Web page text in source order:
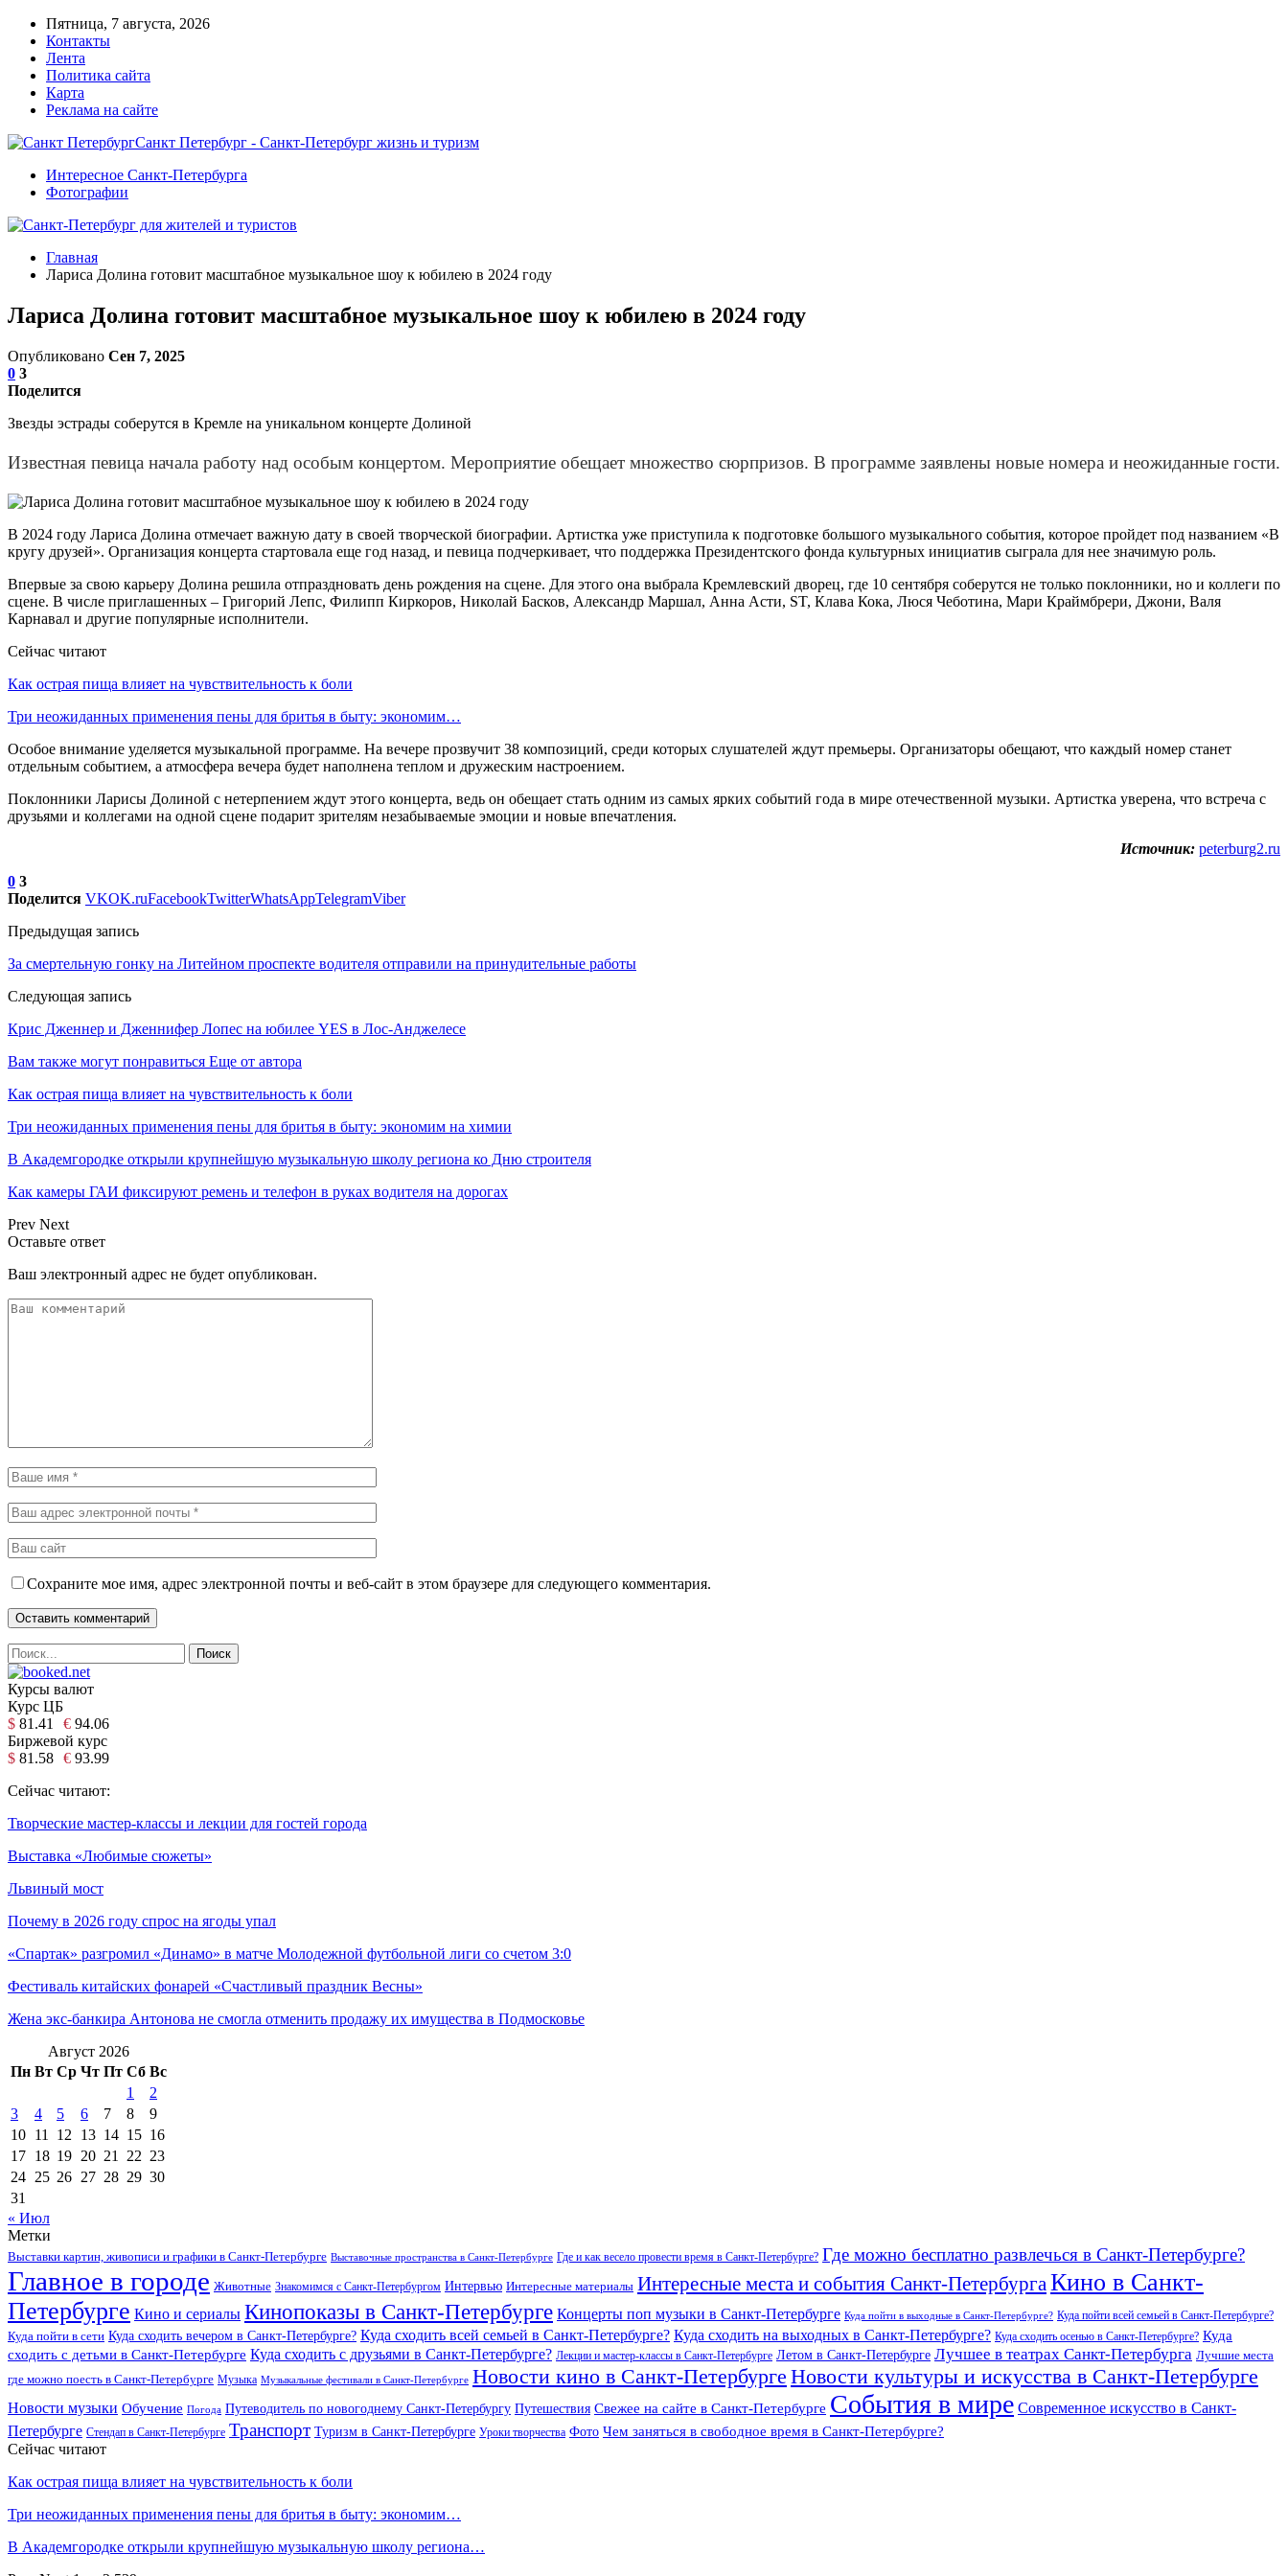
Пятница, 7 августа, 2026
Контакты
Лента
Политика сайта
Карта
Реклама на сайте
Санкт Петербург - Санкт-Петербург жизнь и туризм
Интересное Санкт-Петербурга
Фотографии
Главная
Лариса Долина готовит масштабное музыкальное шоу к юбилею в 2024 году
Лариса Долина готовит масштабное музыкальное шоу к юбилею в 2024 году
Опубликовано Сен 7, 2025
0 3
Поделится
Звезды эстрады соберутся в Кремле на уникальном концерте Долиной
Известная певица начала работу над особым концертом. Мероприятие обещает множество сюрпризов. В программе заявлены новые номера и неожиданные гости.
В 2024 году Лариса Долина отмечает важную дату в своей творческой биографии. Артистка уже приступила к подготовке большого музыкального события, которое пройдет под названием «В
кругу друзей». Организация концерта стартовала еще год назад, и певица подчеркивает, что поддержка Президентского фонда культурных инициатив сыграла для нее значимую роль.
Впервые за свою карьеру Долина решила отпраздновать день рождения на сцене. Для этого она выбрала Кремлевский дворец, где 10 сентября соберутся не только поклонники, но и коллеги по
сцене. В числе приглашенных – Григорий Лепс, Филипп Киркоров, Николай Басков, Александр Маршал, Анна Асти, ST, Клава Кока, Люся Чеботина, Мари Краймбрери, Джони, Валя
Карнавал и другие популярные исполнители.
Сейчас читают
Как острая пища влияет на чувствительность к боли
Три неожиданных применения пены для бритья в быту: экономим…
Особое внимание уделяется музыкальной программе. На вечере прозвучит 38 композиций, среди которых слушателей ждут премьеры. Организаторы обещают, что каждый номер станет
отдельным событием, а атмосфера вечера будет наполнена теплом и дружеским настроением.
Поклонники Ларисы Долиной с нетерпением ждут этого концерта, ведь он обещает стать одним из самых ярких событий года в мире отечественной музыки. Артистка уверена, что встреча с
друзьями и коллегами на одной сцене подарит зрителям незабываемые эмоции и новые впечатления.
Источник: peterburg2.ru
0 3
Поделится VKOK.ruFacebookTwitterWhatsAppTelegramViber
Предыдущая запись
За смертельную гонку на Литейном проспекте водителя отправили на принудительные работы
Следующая запись
Крис Дженнер и Дженнифер Лопес на юбилее YES в Лос-Анджелесе
Вам также могут понравиться Еще от автора
Как острая пища влияет на чувствительность к боли
Три неожиданных применения пены для бритья в быту: экономим на химии
В Академгородке открыли крупнейшую музыкальную школу региона ко Дню строителя
Как камеры ГАИ фиксируют ремень и телефон в руках водителя на дорогах
Prev Next
Оставьте ответ
Ваш электронный адрес не будет опубликован.
Сохраните мое имя, адрес электронной почты и веб-сайт в этом браузере для следующего комментария.
Курсы валют
Курс ЦБ
$ 81.41 € 94.06
Биржевой курс
$ 81.58 € 93.99
Сейчас читают:
Творческие мастер-классы и лекции для гостей города
Выставка «Любимые сюжеты»
Львиный мост
Почему в 2026 году спрос на ягоды упал
«Спартак» разгромил «Динамо» в матче Молодежной футбольной лиги со счетом 3:0
Фестиваль китайских фонарей «Счастливый праздник Весны»
Жена экс-банкира Антонова не смогла отменить продажу их имущества в Подмосковье
Август 2026
Пн Вт Ср Чт Пт Сб Вс
1
2
3
4 5 6 7 8
9
10 11 12 13 14 15 16
17 18 19 20 21 22 23
24 25 26 27 28 29 30
31
« Июл
Метки
Выставки картин, живописи и графики в Санкт-Петербурге Выставочные пространства в Санкт-Петербурге Где и как весело провести время в Санкт-Петербурге? Где можно бесплатно развлечься в Санкт-Петербурге?
Главное в городе Животные Знакомимся с Санкт-Петербургом Интервью Интересные материалы Интересные места и события Санкт-Петербурга Кино в Санкт-
Петербурге Кино и сериалы Кинопоказы в Санкт-Петербурге Концерты поп музыки в Санкт-Петербурге Куда пойти в выходные в Санкт-Петербурге? Куда пойти всей семьей в Санкт-Петербурге?
Куда пойти в сети Куда сходить вечером в Санкт-Петербурге? Куда сходить всей семьей в Санкт-Петербурге? Куда сходить на выходных в Санкт-Петербурге? Куда сходить осенью в Санкт-Петербурге? Куда
сходить с детьми в Санкт-Петербурге Куда сходить с друзьями в Санкт-Петербурге? Лекции и мастер-классы в Санкт-Петербурге Летом в Санкт-Петербурге Лучшее в театрах Санкт-Петербурга Лучшие места
где можно поесть в Санкт-Петербурге Музыка Музыкальные фестивали в Санкт-Петербурге Новости кино в Санкт-Петербурге Новости культуры и искусства в Санкт-Петербурге
Новости музыки Обучение Погода Путеводитель по новогоднему Санкт-Петербургу Путешествия Свежее на сайте в Санкт-Петербурге События в мире Современное искусство в Санкт-
Петербурге Стендап в Санкт-Петербурге Транспорт Туризм в Санкт-Петербурге Уроки творчества Фото Чем заняться в свободное время в Санкт-Петербурге?
Сейчас читают
Как острая пища влияет на чувствительность к боли
Три неожиданных применения пены для бритья в быту: экономим…
В Академгородке открыли крупнейшую музыкальную школу региона…